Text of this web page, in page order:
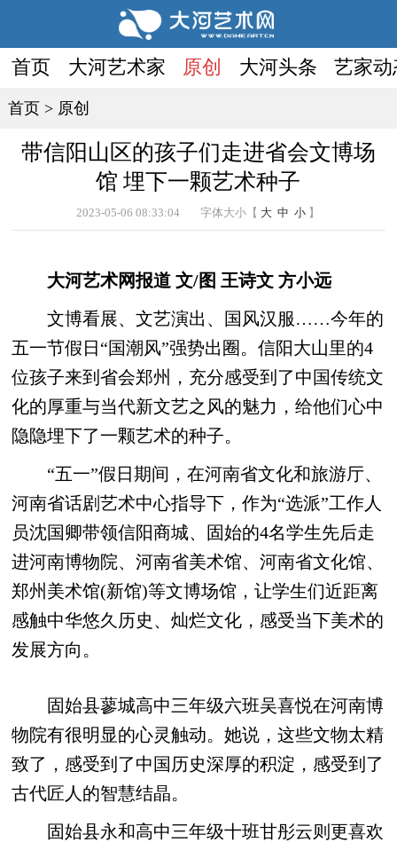
首页 大河艺术家 原创 大河头条 艺家动
首页> 原创
带信阳山区的孩子们走进省会文博场
馆 埋下一颗艺术种子
2023-05-06 08:33:04 字体大小【 大 中 小 】
大河艺术网报道 文/图 王诗文 方小远
文博看展、文艺演出、国风汉服……今年的
五一节假日“国潮风”强势出圈。信阳大山里的4
位孩子来到省会郑州，充分感受到了中国传统文
化的厚重与当代新文艺之风的魅力，给他们心中
隐隐埋下了一颗艺术的种子。
“五一”假日期间，在河南省文化和旅游厅、
河南省话剧艺术中心指导下，作为“选派”工作人
员沈国卿带领信阳商城、固始的4名学生先后走
进河南博物院、河南省美术馆、河南省文化馆、
郑州美术馆(新馆)等文博场馆，让学生们近距离
感触中华悠久历史、灿烂文化，感受当下美术的
发展方向。
固始县蓼城高中三年级六班吴喜悦在河南博
物院有很明显的心灵触动。她说，这些文物太精
致了，感受到了中国历史深厚的积淀，感受到了
古代匠人的智慧结晶。
固始县永和高中三年级十班甘彤云则更喜欢